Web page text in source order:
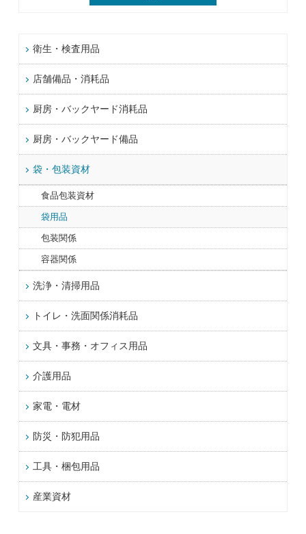
衛生・検査用品
店舗備品・消耗品
厨房・バックヤード消耗品
厨房・バックヤード備品
袋・包装資材
食品包装資材
袋用品
包装関係
容器関係
洗浄・清掃用品
トイレ・洗面関係消耗品
文具・事務・オフィス用品
介護用品
家電・電材
防災・防犯用品
工具・梱包用品
産業資材